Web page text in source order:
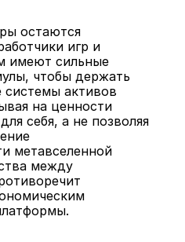
остаются
игр и
имеют сильные
чтобы держать
системы активов
на ценности
себя, а не позволяя
метавселенной
между